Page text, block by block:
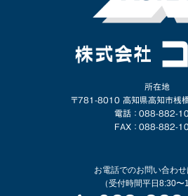
所在地
〒781-8010 高知県高知市桟
電話 ： 088-882-
FAX ： 088-882-
お電話でのお問い合わせ
（受付時間平日8:30〜